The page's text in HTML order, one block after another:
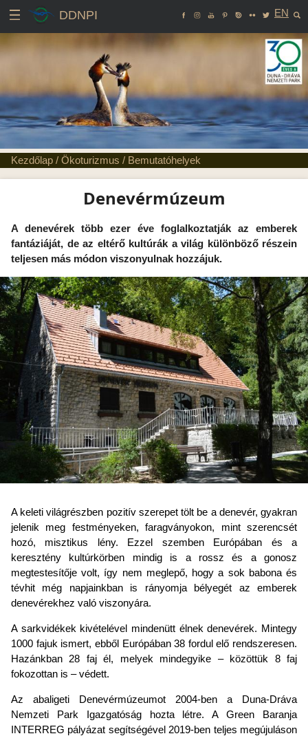
DDNPI EN
Kezdőlap / Ökoturizmus / Bemutatóhelyek
Denevérmúzeum
A denevérek több ezer éve foglalkoztatják az emberek
fantáziáját, de az eltérő kultúrák a világ különböző részein
teljesen más módon viszonyulnak hozzájuk.
A keleti világrészben pozitív szerepet tölt be a denevér, gyakran
jelenik meg festményeken, faragványokon, mint szerencsét
hozó, misztikus lény. Ezzel szemben Európában és a
keresztény kultúrkörben mindig is a rossz és a gonosz
megtestesítője volt, így nem meglepő, hogy a sok babona és
tévhit még napjainkban is rányomja bélyegét az emberek
denevérekhez való viszonyára.
A sarkvidékek kivételével mindenütt élnek denevérek. Mintegy
1000 fajuk ismert, ebből Európában 38 fordul elő rendszeresen.
Hazánkban 28 faj él, melyek mindegyike – közöttük 8 faj
fokozottan is – védett.
Az abaligeti Denevérmúzeumot 2004-ben a Duna-Dráva
Nemzeti Park Igazgatóság hozta létre. A Green Baranja
INTERREG pályázat segítségével 2019-ben teljes megújuláson